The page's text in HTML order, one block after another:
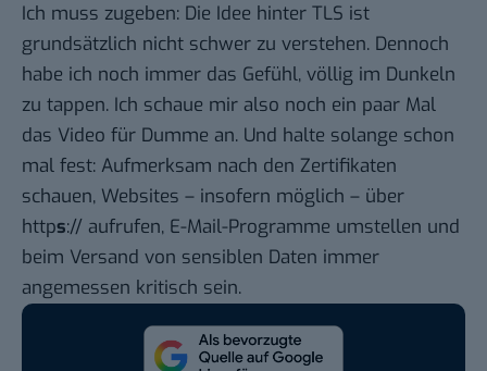
Ich muss zugeben: Die Idee hinter TLS ist
grundsätzlich nicht schwer zu verstehen. Dennoch
habe ich noch immer das Gefühl, völlig im Dunkeln
zu tappen. Ich schaue mir also noch ein paar Mal
das Video für Dumme an. Und halte solange schon
mal fest: Aufmerksam nach den Zertifikaten
schauen, Websites – insofern möglich – über
https:// aufrufen, E-Mail-Programme umstellen und
beim Versand von sensiblen Daten immer
angemessen kritisch sein.